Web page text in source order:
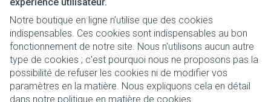
Notre boutique en ligne n'utilise que des cookies
indispensables. Ces cookies sont indispensables au bon
fonctionnement de notre site. Nous n'utilisons aucun autre
type de cookies ; c'est pourquoi nous ne proposons pas la
possibilité de refuser les cookies ni de modifier vos
paramètres en la matière. Nous expliquons cela en détail
dans notre politique en matière de cookies
Liens légaux